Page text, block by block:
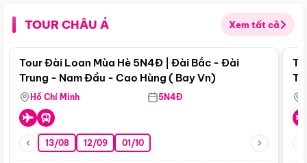
TOUR CHÂU Á Xem tất cả
Điểm nổi bật
Tour Đài Loan Mùa Hè 5N4Đ | Đài Bắc - Đài
Trung - Nam Đầu - Cao Hùng ( Bay Vn)
Hồ Chí Minh 5N4Đ
13/08 12/09 01/10